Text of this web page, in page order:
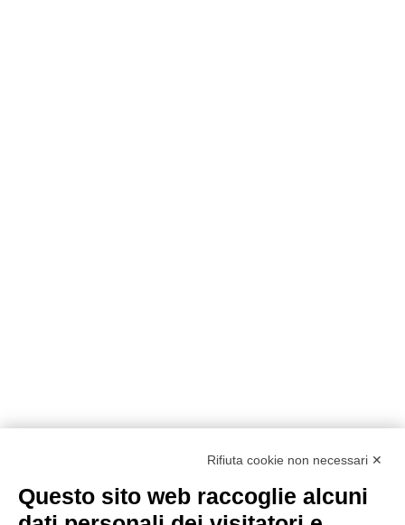
Rifiuta cookie non necessari ✕
Questo sito web raccoglie alcuni